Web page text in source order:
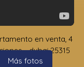
Más fotos